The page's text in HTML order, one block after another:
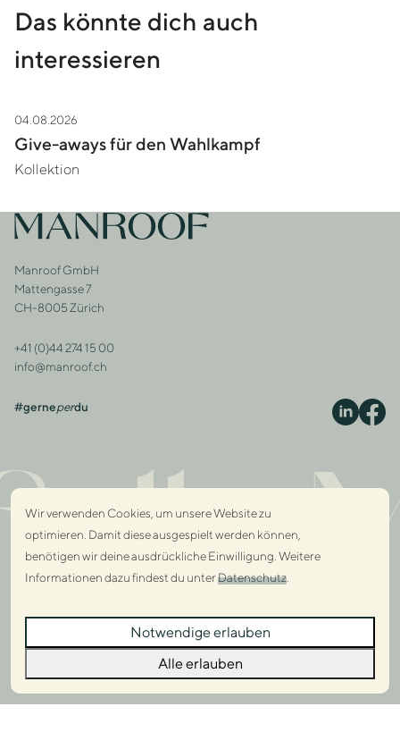
Das könnte dich auch
interessieren
Zur Story Give-aways für den Wahlkampf
04.08.2026
Give-aways für den Wahlkampf
Kollektion
Footer
Zur Startseite
Adresse
Manroof GmbH
Mattengasse 7
CH-8005 Zürich
Kontakt
+41 (0)44 274 15 00
info@manroof.ch
#gerneperdu
Wir verwenden Cookies, um unsere Website zu
optimieren. Damit diese ausgespielt werden können,
benötigen wir deine ausdrückliche Einwilligung. Weitere
Informationen dazu findest du unterDatenschutz
Notwendige erlauben
Alle erlauben